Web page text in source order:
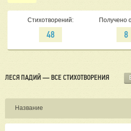
Стихотворений:
48
Получено
8
ЛЕСЯ ПАДИЙ — ВСЕ СТИХОТВОРЕНИЯ
Название